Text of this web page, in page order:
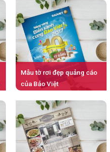
Mẫu tờ rơi đẹp quảng cáo
của Bảo Việt